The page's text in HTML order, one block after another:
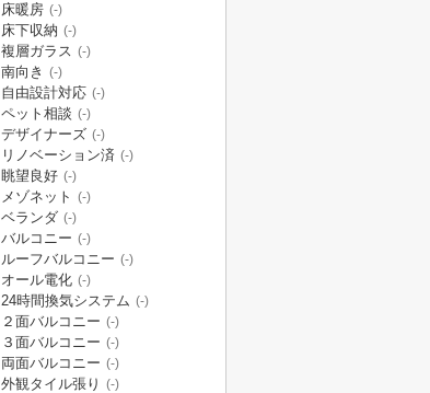
床暖房 (-)
床下収納 (-)
複層ガラス (-)
南向き (-)
自由設計対応 (-)
ペット相談 (-)
デザイナーズ (-)
リノベーション済 (-)
眺望良好 (-)
メゾネット (-)
ベランダ (-)
バルコニー (-)
ルーフバルコニー (-)
オール電化 (-)
24時間換気システム (-)
２面バルコニー (-)
３面バルコニー (-)
両面バルコニー (-)
外観タイル張り (-)